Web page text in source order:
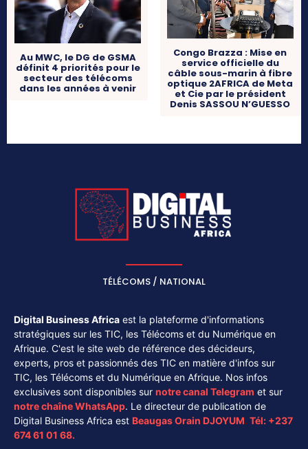
Au MWC, le DG de GSMA
définit 4 priorités pour le
secteur des télécoms
dans les années à venir
Congo Brazza : Mise en
service officielle du
câble sous-marin à fibre
optique 2AFRICA de Meta
et Cie par le président
Denis SASSOU N’GUESSO
TÉLÉCOMS / NATIONAL
Digital Business Africa est la plateforme d'informations
stratégiques sur les TIC, les Télécoms et du Numérique en
Afrique. C'est le site web de référence des décideurs,
experts, pros et passionnés des TIC en matière d'infos sur
TIC, les Télécoms et du Numérique en Afrique. Nos infos
exclusives sont disponibles sur notre canal Telegram et sur
notre chaîneWhatsApp. Le directeur de publication de
Digital Business Africa est Beaugas Orain DJOYUM. Tél: +237
674 61 01 68.